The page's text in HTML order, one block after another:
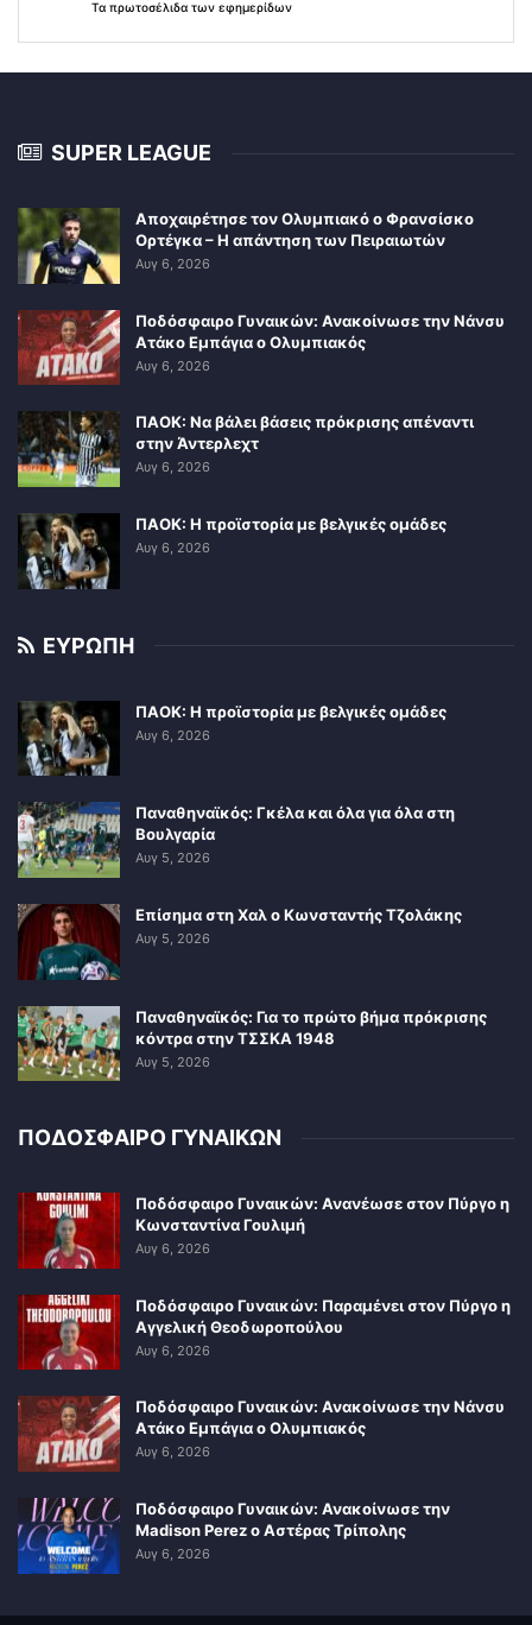
Τα πρωτοσέλιδα των εφημερίδων
SUPER LEAGUE
Αποχαιρέτησε τον Ολυμπιακό ο Φρανσίσκο
Ορτέγκα – Η απάντηση των Πειραιωτών
Αυγ 6, 2026
Ποδόσφαιρο Γυναικών: Ανακοίνωσε την Νάνσυ
Ατάκο Εμπάγια ο Ολυμπιακός
Αυγ 6, 2026
ΠΑΟΚ: Να βάλει βάσεις πρόκρισης απέναντι
στην Άντερλεχτ
Αυγ 6, 2026
ΠΑΟΚ: Η προϊστορία με βελγικές ομάδες
Αυγ 6, 2026
ΕΥΡΩΠΗ
ΠΑΟΚ: Η προϊστορία με βελγικές ομάδες
Αυγ 6, 2026
Παναθηναϊκός: Γκέλα και όλα για όλα στη
Βουλγαρία
Αυγ 5, 2026
Επίσημα στη Χαλ ο Κωνσταντής Τζολάκης
Αυγ 5, 2026
Παναθηναϊκός: Για το πρώτο βήμα πρόκρισης
κόντρα στην ΤΣΣΚΑ 1948
Αυγ 5, 2026
ΠΟΔΟΣΦΑΙΡΟ ΓΥΝΑΙΚΩΝ
Ποδόσφαιρο Γυναικών: Ανανέωσε στον Πύργο η
Κωνσταντίνα Γουλιμή
Αυγ 6, 2026
Ποδόσφαιρο Γυναικών: Παραμένει στον Πύργο η
Αγγελική Θεοδωροπούλου
Αυγ 6, 2026
Ποδόσφαιρο Γυναικών: Ανακοίνωσε την Νάνσυ
Ατάκο Εμπάγια ο Ολυμπιακός
Αυγ 6, 2026
Ποδόσφαιρο Γυναικών: Ανακοίνωσε την
Madison Perez ο Αστέρας Τρίπολης
Αυγ 6, 2026